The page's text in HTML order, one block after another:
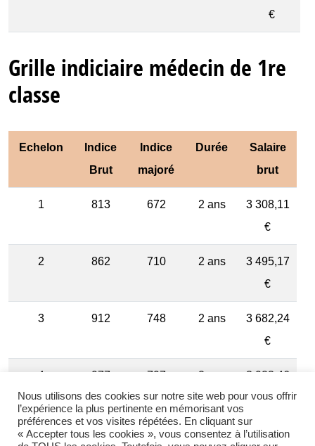
€
Grille indiciaire médecin de 1re
classe
Echelon
Indice
Brut
Indice
majoré
Durée
Salaire
brut
1 813 672 2 ans
3 308,11
€
2 862 710 2 ans
3 495,17
€
3 912 748 2 ans
3 682,24
€
4 977 797 2 ans
3 923,46
€
5 1027 835 3 ans 4 110,52
Nous utilisons des cookies sur notre site web pour vous offrir
l’expérience la plus pertinente en mémorisant vos
préférences et vos visites répétées. En cliquant sur
« Accepter tous les cookies », vous consentez à l’utilisation